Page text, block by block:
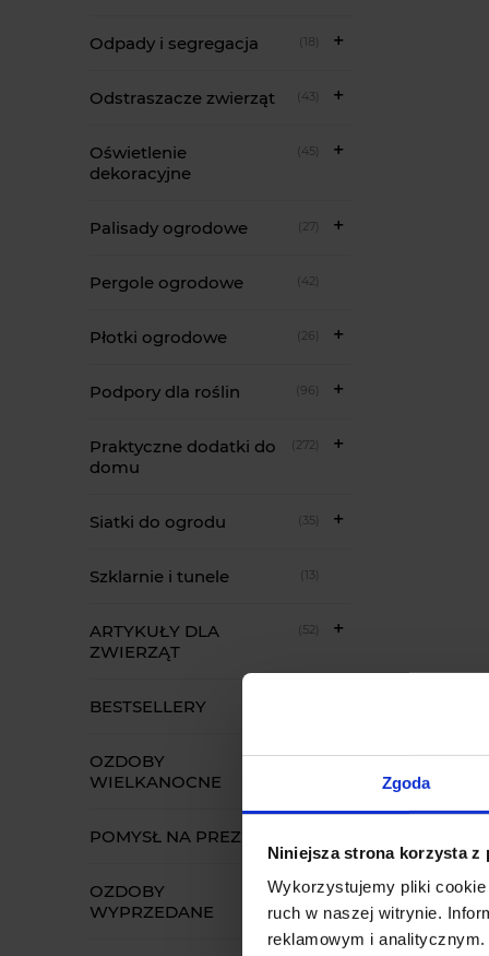
Zgoda
Niniejsza strona korzysta z
Wykorzystujemy pliki
ruch w naszej witrynie.
reklamowym i
Odpady i segregacja (18)
Odstraszacze zwierząt (43)
Oświetlenie
dekoracyjne
(45)
Palisady ogrodowe (27)
Pergole ogrodowe (42)
Płotki ogrodowe (26)
Podpory dla roślin (96)
Praktyczne dodatki do
domu
(272)
Siatki do ogrodu (35)
Szklarnie i tunele (13)
ARTYKUŁY DLA
ZWIERZĄT
(52)
BESTSELLERY
OZDOBY
WIELKANOCNE
(22)
POMYSŁ NA PREZENT
OZDOBY
WYPRZEDANE
(1174)